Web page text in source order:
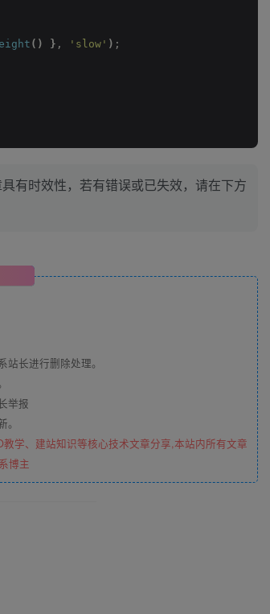
() } , 'slow' ) ;
有时效性，若有错误或已失效，请在下方
站长进行删除处理。
举报
。
学、建站知识等核心技术文章分享,本站内所有文章
博主